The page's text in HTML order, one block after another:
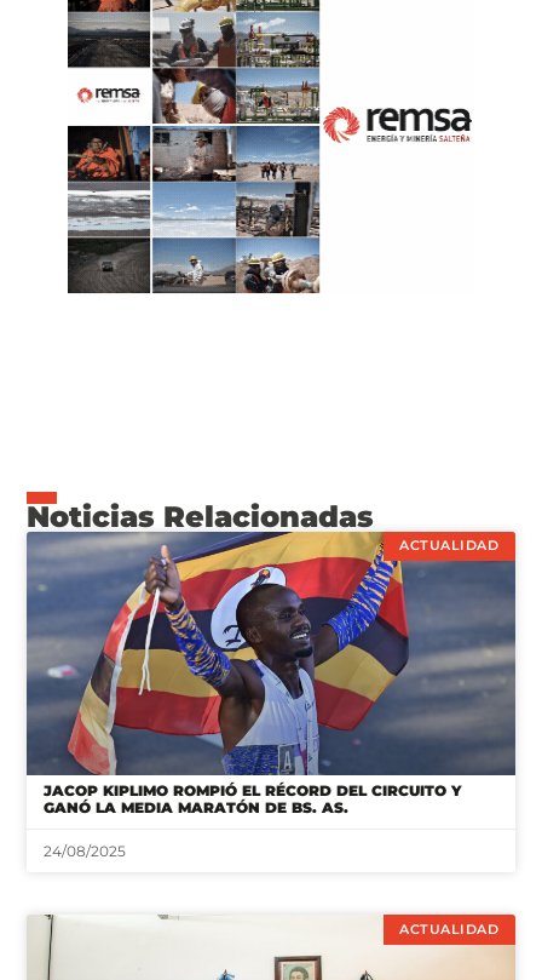
Noticias Relacionadas
ACTUALIDAD
JACOP KIPLIMO ROMPIÓ EL RÉCORD DEL CIRCUITO Y
GANÓ LA MEDIA MARATÓN DE BS. AS.
24/08/2025
ACTUALIDAD